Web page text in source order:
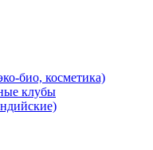
био, косметика)
клубы